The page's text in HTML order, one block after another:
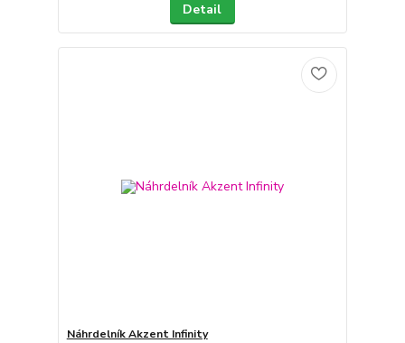
Detail
Náhrdelník Akzent Infinity